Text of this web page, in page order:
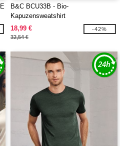
B&C BCU33B - Bio-
Kapuzensweatshirt
18,99 €
32,54 €
-42%